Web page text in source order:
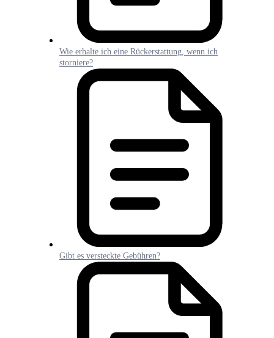
Wie erhalte ich eine Rückerstattung, wenn ich
storniere?
Gibt es versteckte Gebühren?